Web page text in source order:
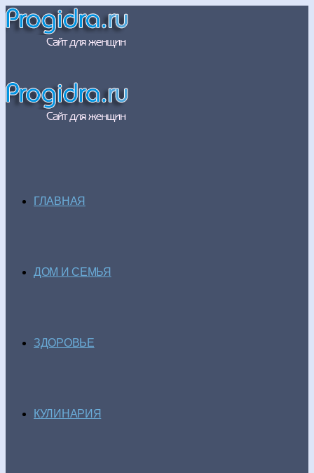
ГЛАВНАЯ
ДОМ И СЕМЬЯ
ЗДОРОВЬЕ
КУЛИНАРИЯ